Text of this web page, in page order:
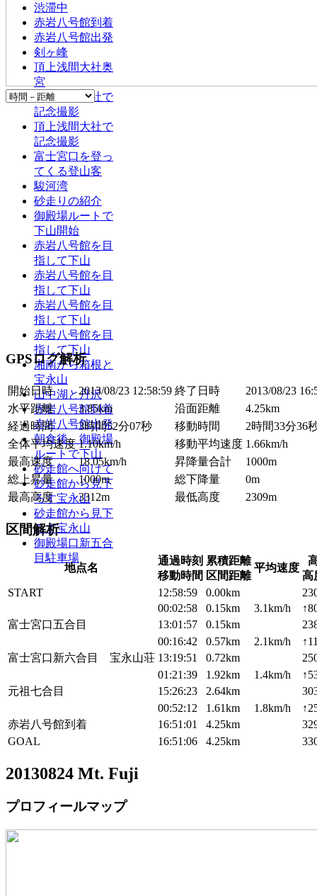
渋滞中
赤岩八号館到着
赤岩八号館出発
剣ヶ峰
頂上浅間大社奥
宮
頂上浅間大社で
記念撮影
頂上浅間大社で
記念撮影
富士宮口を登っ
てくる登山客
駿河湾
砂走りの紹介
御殿場ルートで
下山開始
赤岩八号館を目
指して下山
赤岩八号館を目
指して下山
赤岩八号館を目
指して下山
赤岩八号館を目
指して下山
湘南から箱根と
宝永山
山中湖と丹沢
赤岩八号館到着
赤岩八号館出発
朝食後、御殿場
ルートで下山
砂走館へ向けて
砂走館から見下
ろす宝永山
砂走館から見下
ろす宝永山
御殿場口新五合
目駐車場
GPSログ解析
開始日時 2013/08/23 12:58:59 終了日時
2013/08/23
水平距離
3.85km 沿面距離
4.25km
経過時間
3時間52分07秒 移動時間
2時間33分36
全体平均速度 1.10km/h 移動平均速度 1.66km/h
最高速度
18.05km/h 昇降量合計
1000m
総上昇量
1000m 総下降量
0m
最高高度
3312m 最低高度 2309m
区間解析
地点名
通過時刻
移動時間
累積距離
区間距離
平均速度
高
START
12:58:59 0.00km
00:02:58
0.15km 3.1km/h
富士宮口五合目
13:01:57 0.15km
00:16:42
0.57km 2.1km/h
富士宮口新六合目 宝永山荘 13:19:51 0.72km
01:21:39
1.92km 1.4km/h
元祖七合目
15:26:23 2.64km
00:52:12
1.61km 1.8km/h
赤岩八号館到着
16:51:01 4.25km
GOAL
16:51:06 4.25km
20130824 Mt. Fuji
プロフィールマップ